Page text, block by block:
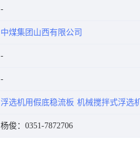
中煤集团山西有限公司
浮选机用假底稳流板 机械搅拌式浮选
杨俊：0351-7872706